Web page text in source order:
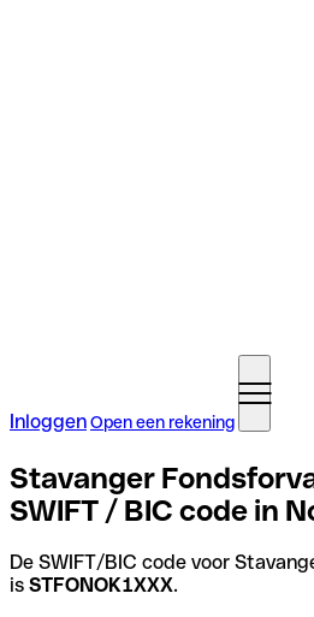
InloggenOpen een rekening
Stavanger
SWIFT / BIC code in
De SWIFT/BIC code voor
is STFONOK1XXX.